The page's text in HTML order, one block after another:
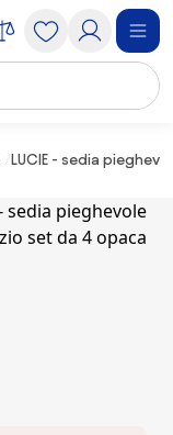
LUCIE - sedia